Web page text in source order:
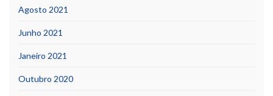
Agosto 2021
Junho 2021
Janeiro 2021
Outubro 2020